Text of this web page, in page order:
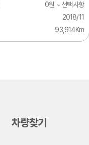
0원 ~ 선택사항
2018/11
93,914Km
차량찾기